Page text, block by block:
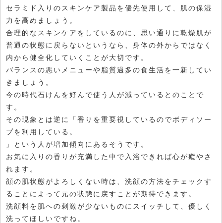
セラミド入りのスキンケア製品を優先使用して、肌の保湿
力を高めましょう。
合理的なスキンケアをしているのに、思い通りに乾燥肌が
普通の状態に戻らないというなら、身体の外からではなく
内から健全化していくことが大切です。
バランスの悪いメニューや脂質過多の食生活を一新してい
きましょう。
今の時代石けんを好んで使う人が減っているとのことで
す。
その現象とは逆に「香りを重要視しているのでボディソー
プを利用している。
」という人が増加傾向にあるそうです。
お気に入りの香りが充満した中で入浴できれば心が癒やさ
れます。
顔の肌状態がよろしくない時は、洗顔の方法をチェックす
ることによって元の状態に戻すことが期待できます。
洗顔料を肌への刺激が少ないものにスイッチして、優しく
洗ってほしいですね。